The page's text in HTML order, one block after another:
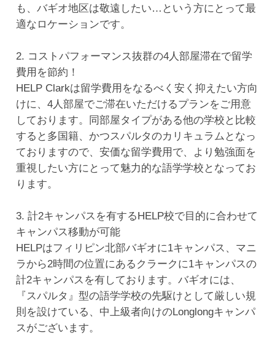
も、バギオ地区は敬遠したい…という方にとって最
適なロケーションです。
2. コストパフォーマンス抜群の4人部屋滞在で留学
費用を節約！
HELP Clarkは留学費用をなるべく安く抑えたい方向
けに、4人部屋でご滞在いただけるプランをご用意
しております。同部屋タイプがある他の学校と比較
すると多国籍、かつスパルタのカリキュラムとなっ
ておりますので、安価な留学費用で、より勉強面を
重視したい方にとって魅力的な語学学校となってお
ります。
3. 計2キャンパスを有するHELP校で目的に合わせて
キャンパス移動が可能
HELPはフィリピン北部バギオに1キャンパス、マニ
ラから2時間の位置にあるクラークに1キャンパスの
計2キャンパスを有しております。バギオには、
『スパルタ』型の語学学校の先駆けとして厳しい規
則を設けている、中上級者向けのLonglongキャンパ
スがございます。